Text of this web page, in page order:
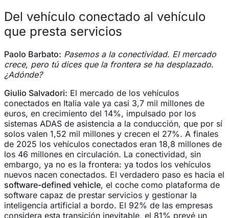
Del vehículo conectado al vehículo
que presta servicios
Paolo Barbato: Pasemos a la conectividad. El mercado
crece, pero tú dices que la frontera se ha desplazado.
¿Adónde?
Giulio Salvadori: El mercado de los vehículos
conectados en Italia vale ya casi 3,7 mil millones de
euros, en crecimiento del 14%, impulsado por los
sistemas ADAS de asistencia a la conducción, que por sí
solos valen 1,52 mil millones y crecen el 27%. A finales
de 2025 los vehículos conectados eran 18,8 millones de
los 46 millones en circulación. La conectividad, sin
embargo, ya no es la frontera: ya todos los vehículos
nuevos nacen conectados. El verdadero paso es hacia el
software-defined vehicle, el coche como plataforma de
software capaz de prestar servicios y gestionar la
inteligencia artificial a bordo. El 92% de las empresas
considera esta transición inevitable, el 81% prevé un